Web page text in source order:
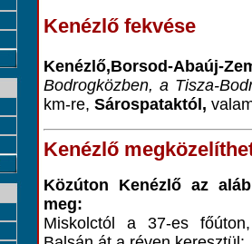
Kenézlő fekvése
Kenézlő,Borsod-Abaúj-
Bodrogközben, a Tisza-
km-re, Sárospataktól,
Kenézlő
Közúton Kenézlő az
meg:
Miskolctól a 37-es